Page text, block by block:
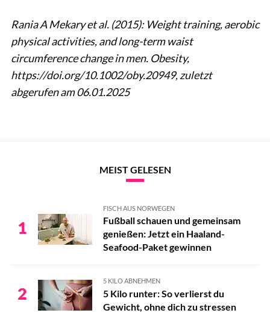
Rania A Mekary et al. (2015): Weight training, aerobic
physical activities, and long-term waist
circumference change in men. Obesity,
https://doi.org/10.1002/oby.20949, zuletzt
abgerufen am 06.01.2025
MEIST GELESEN
1
FISCH AUS NORWEGEN
Fußball schauen und gemeinsam
genießen: Jetzt ein Haaland-
Seafood-Paket gewinnen
2
5 KILO ABNEHMEN
5 Kilo runter: So verlierst du
Gewicht, ohne dich zu stressen